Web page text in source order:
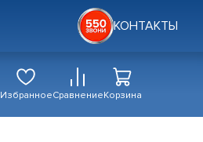
КОНТАКТЫ
ИзбранноеСравнениеКорзина